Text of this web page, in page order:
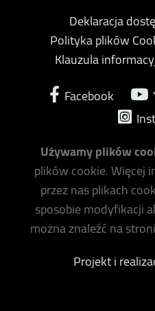
Deklaracja
Polityka plików
Klauzula
Facebook
Używamy plików
plików cookie. Więcej
przez nas plikach
sposobie modyfikacji
można znaleźć na
Projekt i